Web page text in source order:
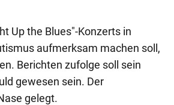
Up the Blues"-Konzerts in
aufmerksam machen soll,
Berichten zufolge soll sein
gewesen sein. Der
gelegt.